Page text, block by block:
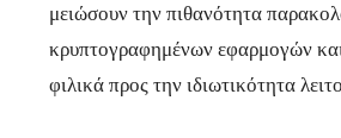
μειώσουν την πιθανότητα
κρυπτογραφημένων εφαρμογών και
φιλικά προς την ιδιωτικότητα